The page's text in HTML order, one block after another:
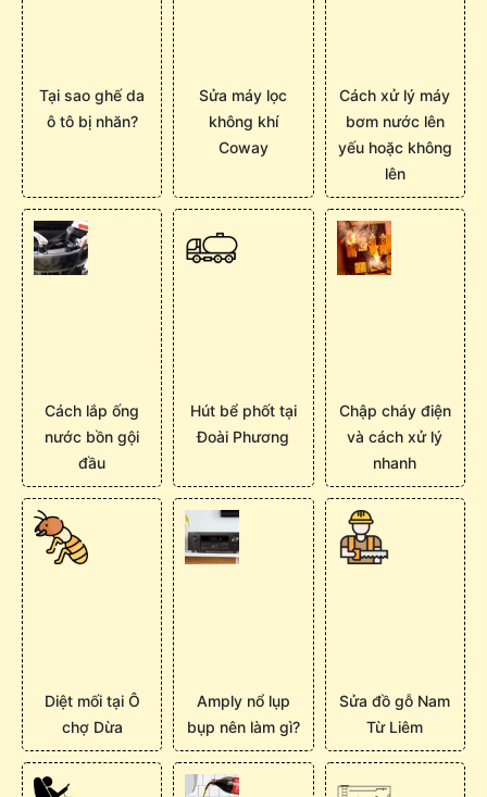
Tại sao ghế da
ô tô bị nhăn?
Sửa máy lọc
không khí
Coway
Cách xử lý máy
bơm nước lên
yếu hoặc không
lên
Cách lắp ống
nước bồn gội
đầu
Hút bể phốt tại
Đoài Phương
Chập cháy điện
và cách xử lý
nhanh
Diệt mối tại Ô
chợ Dừa
Amply nổ lụp
bụp nên làm gì?
Sửa đồ gỗ Nam
Từ Liêm